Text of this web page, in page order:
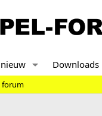
Downloads
forum